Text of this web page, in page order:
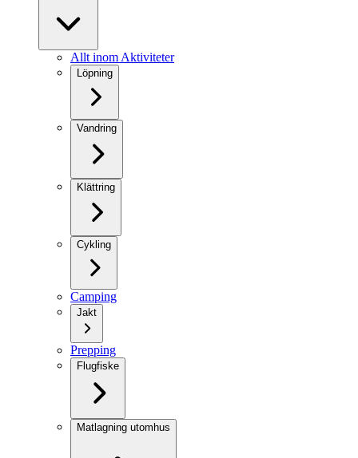
Allt inom Aktiviteter
Löpning
Vandring
Klättring
Cykling
Camping
Jakt
Prepping
Flugfiske
Matlagning utomhus